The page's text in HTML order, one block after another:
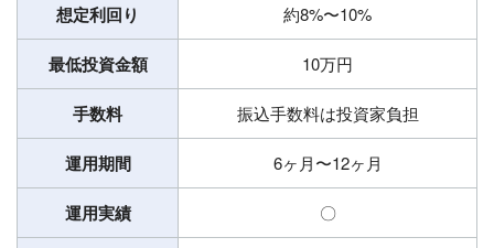
想定利回り 約8%〜10%
最低投資金額 10万円
手数料 振込手数料は投資家負担
運用期間 6ヶ月〜12ヶ月
運用実績 〇